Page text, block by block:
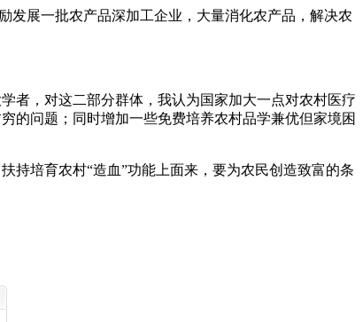
发展一批农产品深加工企业，大量消化农产品，解决农
者，对这二部分群体，我认为国家加大一点对农村医疗
的问题；同时增加一些免费培养农村品学兼优但家境困
持培育农村“造血”功能上面来，要为农民创造致富的条